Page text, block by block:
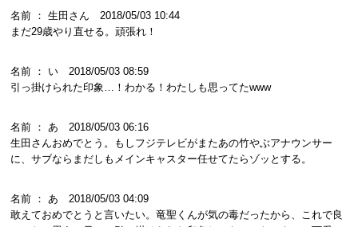
名前 ： 生田さん 2018/05/03 10:44
まだ29歳やり直せる。頑張れ！
名前 ： い 2018/05/03 08:59
引っ掛けられた印象…！わかる！わたしも思ってたwww
名前 ： あ 2018/05/03 06:16
生田さんおめでとう。もしフジテレビがまたあの竹やぶアナウンサー
に、サブならまだしもメインキャスター任せてたらゾッとする。
名前 ： あ 2018/05/03 04:09
敢えておめでとうと言いたい。竜聖くんが気の毒だったから、これで良